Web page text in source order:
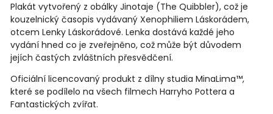
Plakát vytvořený z obálky Jinotaje (The Quibbler), což je
kouzelnický časopis vydávaný Xenophiliem Láskorádem,
otcem Lenky Láskorádové. Lenka dostává každé jeho
vydání hned co je zveřejněno, což může být důvodem
jejích častých zvláštních přesvědčení.
Oficiální licencovaný produkt z dílny studia MinaLima™,
které se podílelo na všech filmech Harryho Pottera a
Fantastických zvířat.